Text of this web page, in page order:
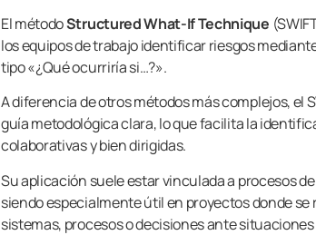
El métodoStructured What-If Technique
los equipos de trabajo identificar riesgos
tipo «¿Qué ocurriría si…?».
A diferencia de otros métodos más complejos, el
guía metodológica clara, lo que facilita la
colaborativas y bien dirigidas.
Su aplicación suele estar vinculada a procesos de
siendo especialmente útil en proyectos donde
sistemas, procesos o decisiones ante